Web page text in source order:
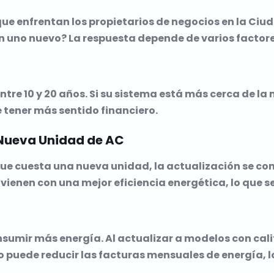
enfrentan los propietarios de negocios en la
nuevo? La respuesta depende de varios
10 y 20 años. Si su sistema está más cerca de
tener más sentido financiero.
Unidad de AC
cuesta una nueva unidad, la actualización se
con una mejor eficiencia energética, lo que
más energía. Al actualizar a modelos con
reducir las facturas mensuales de energía,